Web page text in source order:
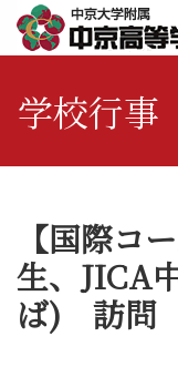
学校行事
【国際コ
生、JICA
ば) 訪問